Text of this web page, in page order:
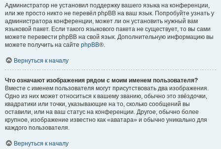
Администратор не установил поддержку вашего языка на конференции,
или же просто никто не перевёл phpBB на ваш язык. Попробуйте узнать у
администратора конференции, может ли он установить нужный вам
языковой пакет. Если такого языкового пакета не существует, то вы сами
можете перевести phpBB на свой язык. Дополнительную информацию вы
можете получить на сайте phpBB®.
Вернуться к началу
Что означают изображения рядом с моим именем пользователя?
Вместе с именем пользователя могут присутствовать два изображения.
Одно из них может относиться к вашему званию, обычно это звёздочки,
квадратики или точки, указывающие на то, сколько сообщений вы
оставили, или на ваш статус на конференции. Другое, обычно более
крупное, изображение известно как «аватара» и обычно уникально для
каждого пользователя.
Вернуться к началу